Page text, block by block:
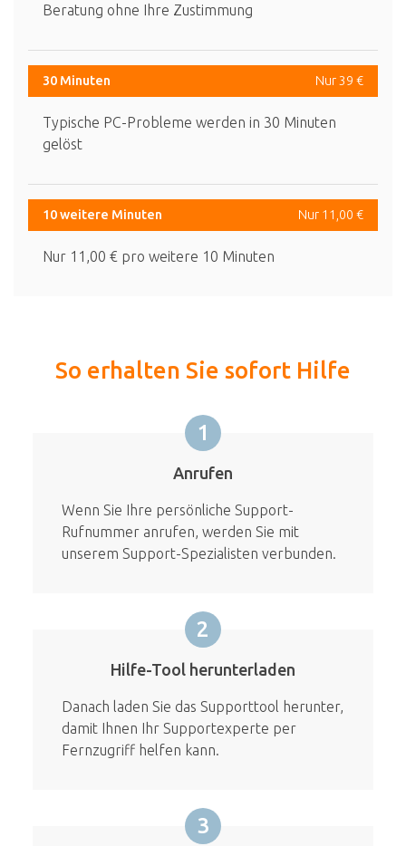
Beratung ohne Ihre Zustimmung
30 Minuten Nur 39 €
Typische PC-Probleme werden in 30 Minuten
gelöst
10 weitere Minuten Nur 11,00 €
Nur 11,00 € pro weitere 10 Minuten
So erhalten Sie sofort Hilfe
1
Anrufen
Wenn Sie Ihre persönliche Support-
Rufnummer anrufen, werden Sie mit
unserem Support-Spezialisten verbunden.
2
Hilfe-Tool herunterladen
Danach laden Sie das Supporttool herunter,
damit Ihnen Ihr Supportexperte per
Fernzugriff helfen kann.
3